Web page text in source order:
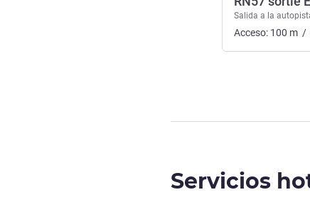
Salida a la
Acceso: 100 m /
Servicios